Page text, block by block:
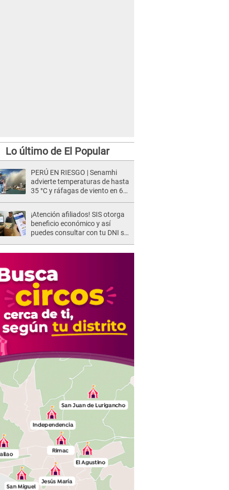
Lo último de El Popular
PERÚ EN RIESGO | Senamhi
advierte temperaturas de hasta
35 °C y ráfagas de viento en 6
¡Atención afiliados! SIS otorga
beneficio económico y así
puedes consultar con tu DNI si